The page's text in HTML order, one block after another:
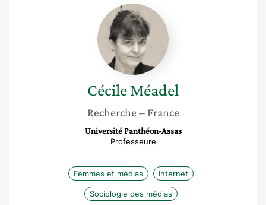
Cécile
Méadel
CécileMéadel
Recherche – France
Université Panthéon-Assas
Professeure
Femmes et médias Internet
Sociologie des médias